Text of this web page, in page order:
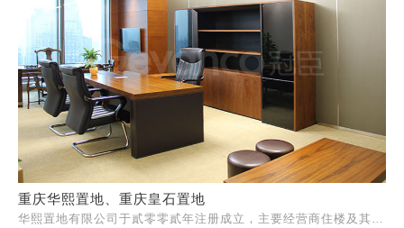
重庆华熙置地、重庆皇石置地
华熙置地有限公司于貳零零貳年注册成立，主要经营商住楼及其附